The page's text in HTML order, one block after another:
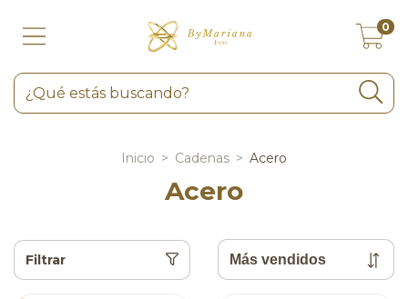
0
Inicio > Cadenas > Acero
Acero
Filtrar